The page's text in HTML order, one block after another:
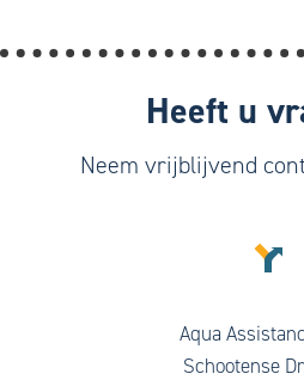
Heeft u
Neem vrijblijvend
Aqua
Schootense